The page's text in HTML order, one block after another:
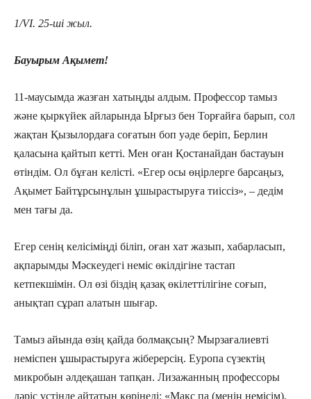
1/VІ. 25-ші жыл.
Бауырым Ақымет!
11-маусымда жазған хатыңды алдым. Профессор тамыз
және қыркүйек айларында Ырғыз бен Торғайға барып, сол
жақтан Қызылордаға соғатын боп уәде беріп, Берлин
қаласына қайтып кетті. Мен оған Қостанайдан бастауын
өтіндім. Ол бұған келісті. «Егер осы өңірлерге барсаңыз,
Ақымет Байтұрсынұлын ұшырастыруға тиіссіз», – дедім
мен тағы да.
Егер сенің келісіміңді біліп, оған хат жазып, хабарласып,
ақпарымды Мәскеудегі неміс өкілдігіне тастап
кетпекшімін. Ол өзі біздің қазақ өкілеттілігіне соғып,
анықтап сұрап алатын шығар.
Тамыз айында өзің қайда болмақсың? Мырзағалиевті
неміспен ұшырастыруға жіберерсің. Еуропа сүзектің
микробын әлдеқашан тапқан. Лизажанның профессоры
дәріс үстінде айтатын көрінеді: «Макс па (менің немісім),